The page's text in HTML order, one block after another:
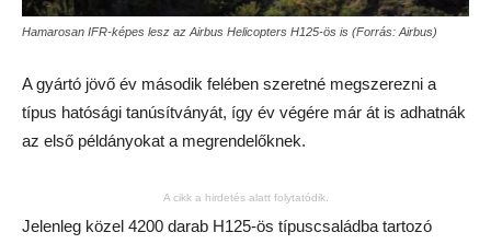
Hamarosan IFR-képes lesz az Airbus Helicopters H125-ös is (Forrás: Airbus)
A gyártó jövő év második felében szeretné megszerezni a
típus hatósági tanúsítványát, így év végére már át is adhatnák
az első példányokat a megrendelőknek.
A cikk a hirdetés alatt folytatódik.
Jelenleg közel 4200 darab H125-ös típuscsaládba tartozó